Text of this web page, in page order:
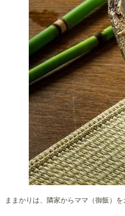
ままかりは、隣家からママ（御飯）